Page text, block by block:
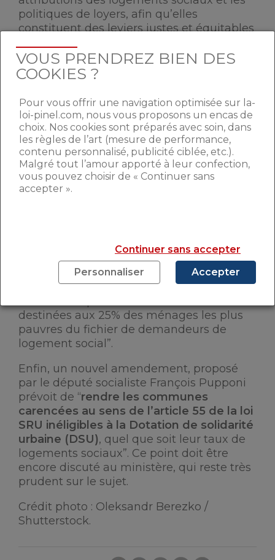
politiques de loyers, afin qu’elles
constituent des leviers justes et équitables
MOINS DE SUBVENTIONS
POUR LES COMMUNES
CARENCÉES
L’un des principaux point de débat
concerne la part des logements sociaux
dans les quartiers non prioritaires.
non prioritaires aux ménages les plus
modestes, un point qui inquiète certains
”, a rappelé la ministre. Et de
préciser, “25% des attributions réalisées en
destinées aux 25% des ménages les plus
pauvres du fichier de demandeurs de
logement social”.
Enfin, un nouvel amendement, proposé
par le député socialiste François Pupponi
prévoit de “rendre les communes
carencées au sens de l’article 55 de la loi
SRU inéligibles à la Dotation de solidarité
urbaine (DSU), quel que soit leur taux de
logements sociaux”. Ce point doit être
encore discuté au ministère, qui reste très
prudent sur le sujet.
Crédit photo : Oleksandr Berezko /
Shutterstock.
VOUS PRENDREZ BIEN DES
COOKIES ?
Pour vous offrir une navigation optimisée sur la-
loi-pinel.com, nous vous proposons un encas de
choix. Nos cookies sont préparés avec soin, dans
les règles de l’art (mesure de performance,
contenu personnalisé, publicité ciblée, etc.).
Malgré tout l’amour apporté à leur confection,
vous pouvez choisir de « Continuer sans
accepter ».
Continuer sans accepter
Personnaliser
Accepter